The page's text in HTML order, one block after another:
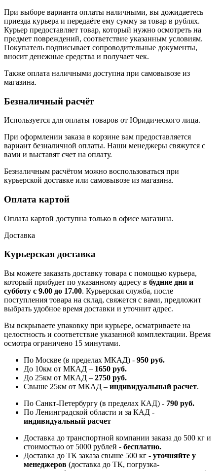
При выборе варианта оплаты наличными, вы дожидаетесь
приезда курьера и передаёте ему сумму за товар в рублях.
Курьер предоставляет товар, который нужно осмотреть на
предмет повреждений, соответствие указанным условиям.
Покупатель подписывает сопроводительные документы,
вносит денежные средства и получает чек.
Также оплата наличными доступна при самовывозе из
магазина.
Безналичный расчёт
Используется для оплаты товаров от Юридического лица.
При оформлении заказа в корзине вам предоставляется
вариант безналичной оплаты. Наши менеджеры свяжутся с
вами и выставят счет на оплату.
Безналичным расчётом можно воспользоваться при
курьерской доставке или самовывозе из магазина.
Оплата картой
Оплата картой доступна только в офисе магазина.
Доставка
Курьерская доставка
Вы можете заказать доставку товара с помощью курьера,
который прибудет по указанному адресу в будние дни и
субботу с 9.00 до 17.00. Курьерская служба, после
поступления товара на склад, свяжется с вами, предложит
выбрать удобное время доставки и уточнит адрес.
Вы вскрываете упаковку при курьере, осматриваете на
целостность и соответствие указанной комплектации. Время
осмотра ограничено 15 минутами.
По Москве (в пределах МКАД) - 950 руб.
До 10км от МКАД – 1650 руб.
До 25км от МКАД – 2750 руб.
Свыше 25км от МКАД – индивидуальный расчет.
По Санкт-Петербургу (в пределах КАД) - 790 руб.
По Ленинградской области и за КАД -
индивидуальный расчет
Доставка до транспортной компании заказа до 500 кг и
стоимостью от 5000 рублей - бесплатно.
Доставка до ТК заказа свыше 500 кг - уточняйте у
менеджеров (доставка до ТК, погрузка-